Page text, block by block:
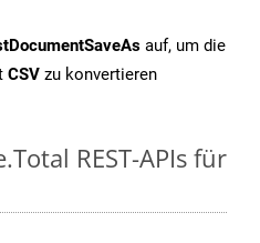
auf, um die
CSV zu konvertieren
REST-APIs für